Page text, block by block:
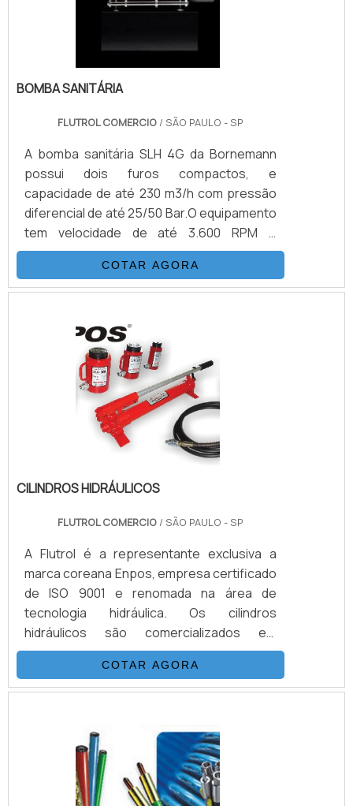
bombas hidropn.
BOMBA SANITÁRIA
FLUTROL COMERCIO / SÃO PAULO - SP
A bomba sanitária SLH 4G da Bornemann
possui dois furos compactos, e
capacidade de até 230 m3/h com pressão
diferencial de até 25/50 Bar.O equipamento
tem velocidade de até 3.600 RPM e
viscosidade de um a 1.000.000 cSt, a bomba
tem temperatura máxima de até 200°C e
pulsação menor de 25%.A bomba possui
em 1, que permite bombeamento limpo, isso
acontece graças à ampla gama de
velocidade que atinge até 3600 rpm. As
fases e ciclos do processo de limpeza da.
COTAR AGORA
CILINDROS HIDRÁULICOS
FLUTROL COMERCIO / SÃO PAULO - SP
A Flutrol é a representante exclusiva a
marca coreana Enpos, empresa certificado
de ISO 9001 e renomada na área de
tecnologia hidráulica. Os cilindros
hidráulicos são comercializados em
diversos modelos de pressão, pesando até
700 kg/cm2.Os cilindros disponibilizam
análises de pressões de até 2.000 kg/cm2
cinco a 20 mm e máxima de 50 a 500 mm.
Compatíveis para bombas manuais de 11
modelos básicos e pressões de 700 a 1.500
kg/cm2, os cilindros são compatívei.
COTAR AGORA